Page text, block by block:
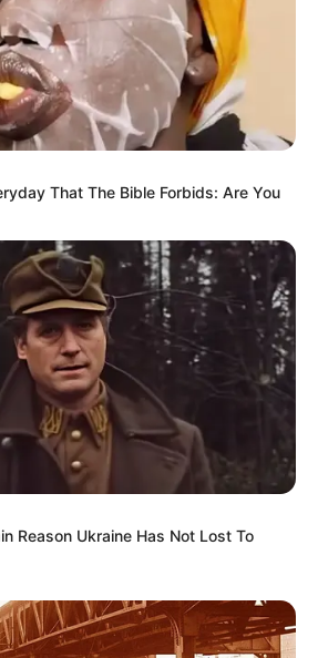
That The Bible Forbids: Are You
Reason Ukraine Has Not Lost To